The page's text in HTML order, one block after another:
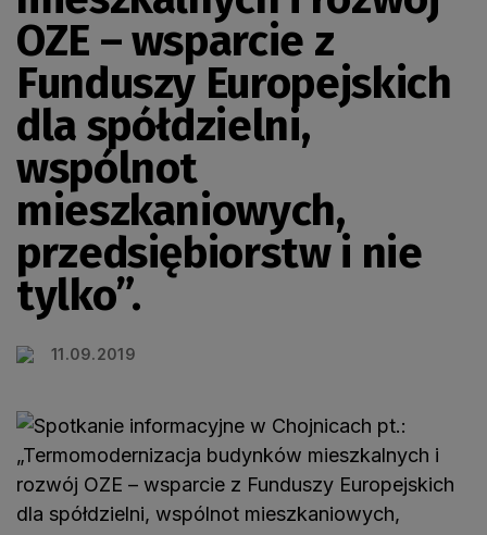
OZE – wsparcie z
Funduszy Europejskich
dla spółdzielni,
wspólnot
mieszkaniowych,
przedsiębiorstw i nie
tylko”.
11.09.2019